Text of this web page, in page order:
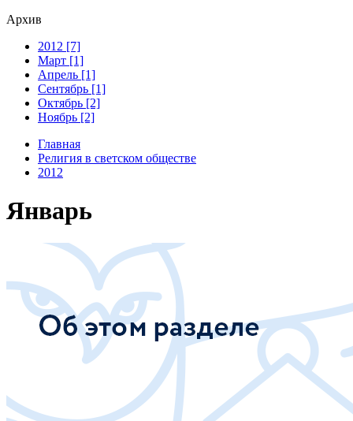
Архив
2012 [7]
Март [1]
Апрель [1]
Сентябрь [1]
Октябрь [2]
Ноябрь [2]
Главная
Религия в светском обществе
2012
Январь